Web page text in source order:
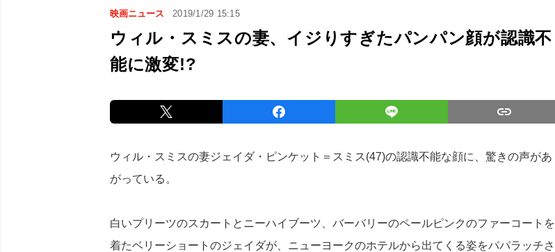
映画ニュース 2019/1/29 15:15
ウィル・スミスの妻、イジりすぎたパンパン顔が認識不
能に激変!?
ウィル・スミスの妻ジェイダ・ピンケット＝スミス(47)の認識不能な顔に、驚きの声があ
がっている。
白いプリーツのスカートとニーハイブーツ、バーバリーのペールピンクのファーコートを
着たベリーショートのジェイダが、ニューヨークのホテルから出てくる姿をパパラッチさ